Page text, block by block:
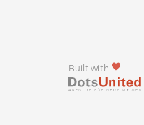
Built with